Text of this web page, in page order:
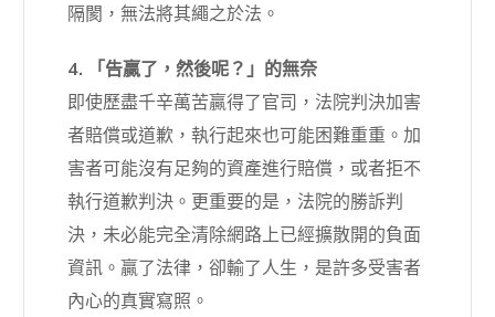
隔閡，無法將其繩之於法。
4. 「告贏了，然後呢？」的無奈
即使歷盡千辛萬苦贏得了官司，法院判決加害
者賠償或道歉，執行起來也可能困難重重。加
害者可能沒有足夠的資產進行賠償，或者拒不
執行道歉判決。更重要的是，法院的勝訴判
決，未必能完全清除網路上已經擴散開的負面
資訊。贏了法律，卻輸了人生，是許多受害者
內心的真實寫照。